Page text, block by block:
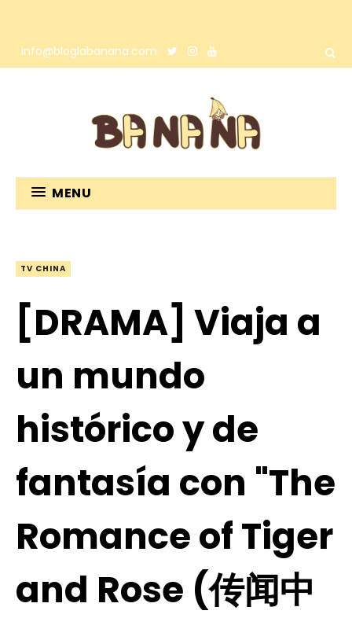
info@bloglabanana.com
MENU
TV CHINA
[DRAMA] Viaja a
un mundo
histórico y de
fantasía con "The
Romance of Tiger
and Rose (传闻中